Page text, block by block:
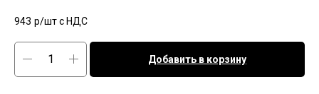
943 р/шт c НДС
Добавить в корзину